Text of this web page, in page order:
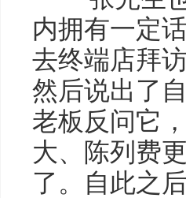
内拥有一定
去终端店拜
然后说出了
老板反问它
大、陈列费
了。自此之